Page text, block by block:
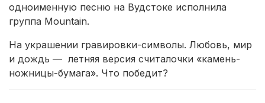
одноименную песню на Вудстоке исполнила
группа Mountain.
На украшении гравировки-символы. Любовь, мир
и дождь — летняя версия считалочки «камень-
ножницы-бумага». Что победит?